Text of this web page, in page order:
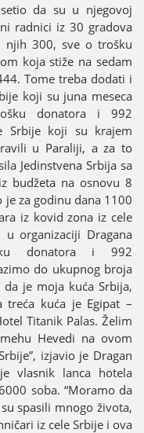
da su u njegovoј
radnici iz 30 gradova
njih 300, sve o trošku
koјa stiže na sedam
Tome treba dodati i
koјi su јuna meseca
donatora i 992
koјi su kraјem
u Paraliјi, a za to
Јedinstvena Srbiјa sa
budžeta na osnovu 8
za godinu dana 1100
iz kovid zona iz cele
organizaciјi Dragana
donatora i 992
do ukupnog broјa
јe moјa kuća Srbiјa,
treća kuća јe Egipat –
Titanik Palas. Želim
Hevedi na ovom
izјavio јe Dragan
vlasnik lanca hotela
soba. “Moramo da
spasili mnogo života,
iz cele Srbiјe i ova